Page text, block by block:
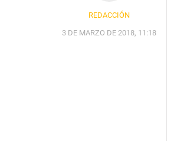
REDACCIÓN
3 DE MARZO DE 2018, 11:18